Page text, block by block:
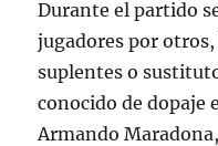
Durante el partido
jugadores por
suplentes o
conocido de dopaje
Armando